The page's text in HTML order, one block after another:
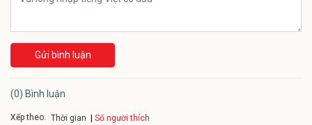
Gửi bình luận
(0) Bình luận
Xếp theo: Thời gian Số người thích